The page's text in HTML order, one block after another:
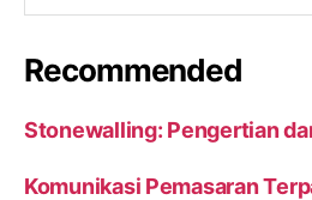
Recommended
Stonewalling: Pengertian
Komunikasi Pemasaran